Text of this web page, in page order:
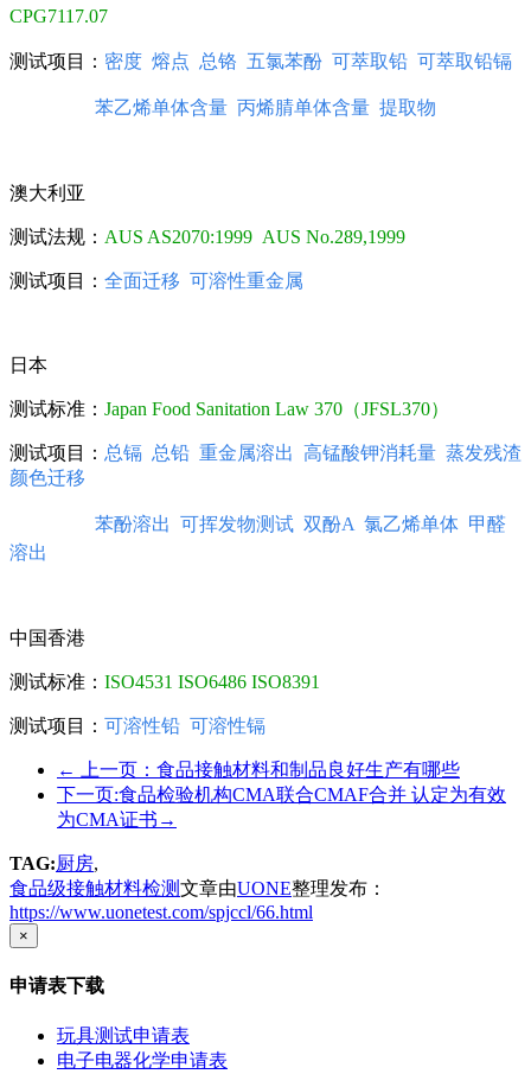
CPG7117.07
测试项目： 密度 熔点 总铬 五氯苯酚 可萃取铅 可萃取铅镉
苯乙烯单体含量 丙烯腈单体含量 提取物
澳大利亚
测试法规： AUS AS2070:1999 AUS No.289,1999
测试项目： 全面迁移 可溶性重金属
日本
测试标准： Japan Food Sanitation Law 370（JFSL370）
测试项目： 总镉 总铅 重金属溶出 高锰酸钾消耗量 蒸发残渣
颜色迁移
苯酚溶出 可挥发物测试 双酚A 氯乙烯单体 甲醛
溶出
中国香港
测试标准： ISO4531 ISO6486 ISO8391
测试项目： 可溶性铅 可溶性镉
←
上一页：食品接触材料和制品良好生产有哪些
下一页:食品检验机构CMA联合CMAF合并 认定为有效
为CMA证书 →
TAG:厨房,
食品级接触材料检测文章由UONE整理发布：
https://www.uonetest.com/spjccl/66.html
×
申请表下载
玩具测试申请表
电子电器化学申请表